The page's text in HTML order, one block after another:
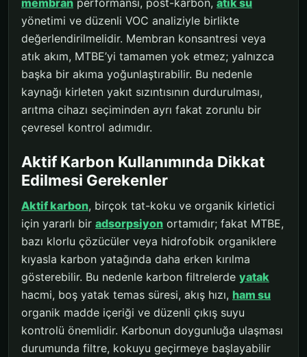
yönetimi ve düzenli VOC analiziyle birlikte
değerlendirilmelidir. Membran konsantresi veya
atık akım, MTBE’yi tamamen yok etmez; yalnızca
başka bir akıma yoğunlaştırabilir. Bu nedenle
kaynağı kirleten yakıt sızıntısının durdurulması,
arıtma cihazı seçiminden ayrı fakat zorunlu bir
çevresel kontrol adımıdır.
Aktif Karbon Kullanımında Dikkat
Edilmesi Gerekenler
Aktif karbon, birçok tat-koku ve organik kirletici
için yararlı bir adsorpsiyon ortamıdır; fakat MTBE,
bazı klorlu çözücüler veya hidrofobik organiklere
kıyasla karbon yatağında daha erken kırılma
gösterebilir. Bu nedenle karbon filtrelerde yatak
hacmi, boş yatak temas süresi, akış hızı, ham su
organik madde içeriği ve düzenli çıkış suyu
kontrolü önemlidir. Karbonun doygunluğa ulaşması
durumunda filtre, kokuyu geçirmeye başlayabilir